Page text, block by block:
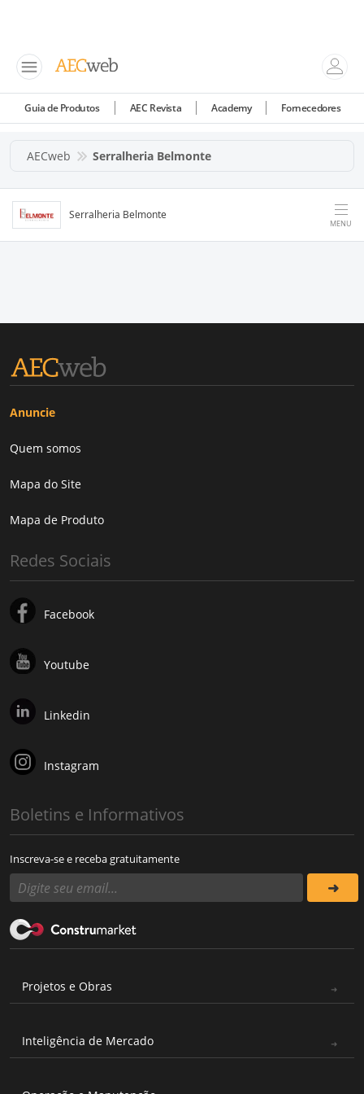
Guia de Produtos AEC Revista Academy Fornecedores
AECweb Serralheria Belmonte
Serralheria Belmonte
MENU
Anuncie
Quem somos
Mapa do Site
Mapa de Produto
Redes Sociais
Facebook
Youtube
Linkedin
Instagram
Boletins e Informativos
Inscreva-se e receba gratuitamente
Projetos e Obras
Inteligência de Mercado